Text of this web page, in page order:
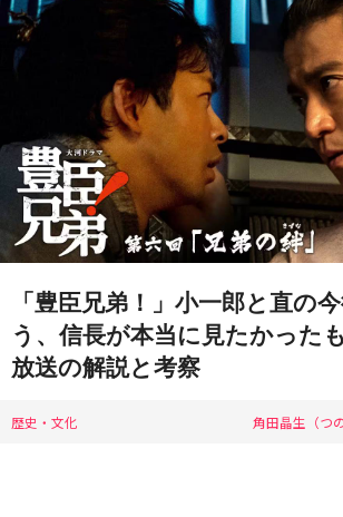
「豊臣兄弟！」小一郎と直の
う、信長が本当に見たかった
放送の解説と考察
歴史・文化 角田晶生（つ